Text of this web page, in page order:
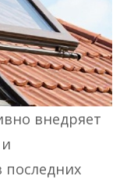
внедряет